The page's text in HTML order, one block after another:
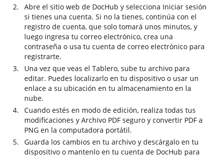
Abre el sitio web de DocHub y selecciona Iniciar sesión
si tienes una cuenta. Si no la tienes, continúa con el
registro de cuenta, que solo tomará unos minutos, y
luego ingresa tu correo electrónico, crea una
contraseña o usa tu cuenta de correo electrónico para
registrarte.
Una vez que veas el Tablero, sube tu archivo para
editar. Puedes localizarlo en tu dispositivo o usar un
enlace a su ubicación en tu almacenamiento en la
nube.
Cuando estés en modo de edición, realiza todas tus
modificaciones y Archivo PDF seguro y convertir PDF a
PNG en la computadora portátil.
Guarda los cambios en tu archivo y descárgalo en tu
dispositivo o mantenlo en tu cuenta de DocHub para